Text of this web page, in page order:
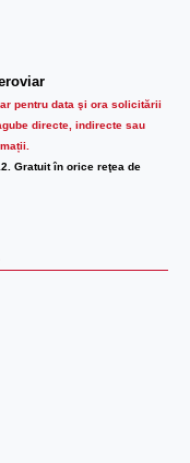
pentru data şi ora solicitării
directe, indirecte sau
Gratuit în orice reţea de